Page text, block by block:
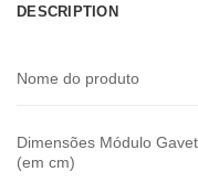
DESCRIPTION
Nome do produto
Dimensões Módulo
(em cm)